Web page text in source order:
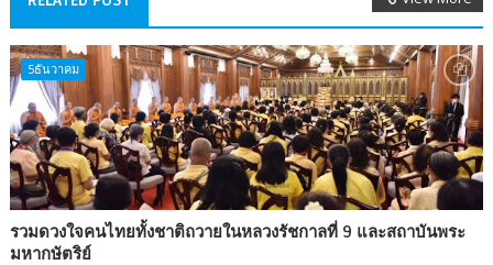
5ธันวาคม
รวมดวงใจคนไทยทั้งชาติถวายในหลวงรัชกาลที่ 9 และสถาบันพระ
มหากษัตริย์